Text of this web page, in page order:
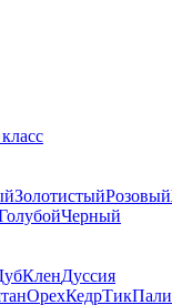
ЗолотистыйРозовый
Черный
КленДуссия
ОрехКедрТик